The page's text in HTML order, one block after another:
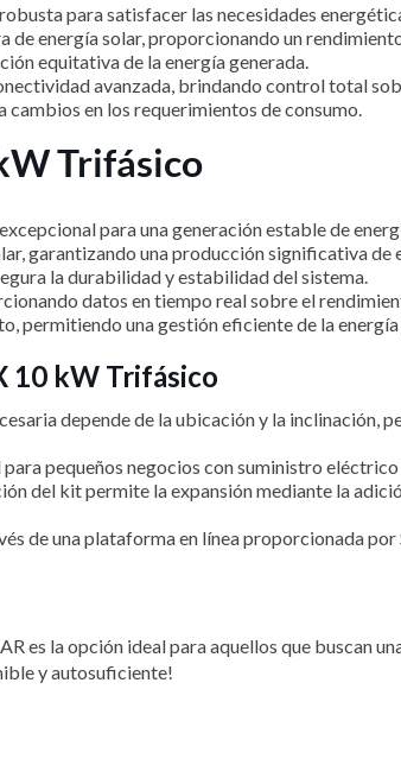
para satisfacer las necesidades
de energía solar, proporcionando un
equitativa de la energía generada.
avanzada, brindando control total
en los requerimientos de consumo.
Trifásico
para una generación estable de
garantizando una producción significativa de
la durabilidad y estabilidad del sistema.
datos en tiempo real sobre el
permitiendo una gestión eficiente de la
10 kW Trifásico
depende de la ubicación y la inclinación,
pequeños negocios con suministro
del kit permite la expansión mediante la
de una plataforma en línea proporcionada por
es la opción ideal para aquellos que buscan
y autosuficiente!